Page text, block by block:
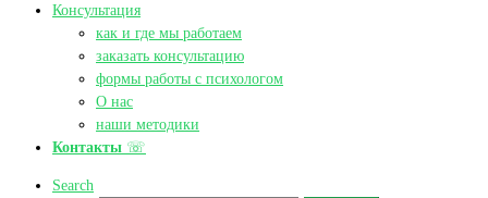
Консультация
как и где мы работаем
заказать консультацию
формы работы с психологом
О нас
наши методики
Контакты ☏
Search